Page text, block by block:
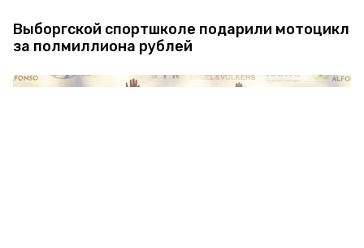
Выборгской спортшколе подарили мотоцикл
за полмиллиона рублей